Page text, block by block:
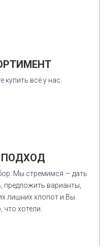
купить всё у нас.
Мы стремимся — дать
варианты,
лишних хлопот и Вы
что хотели.